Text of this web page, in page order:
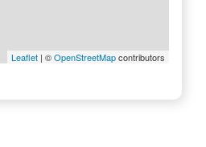
Leaflet | ©OpenStreetMapcontributors